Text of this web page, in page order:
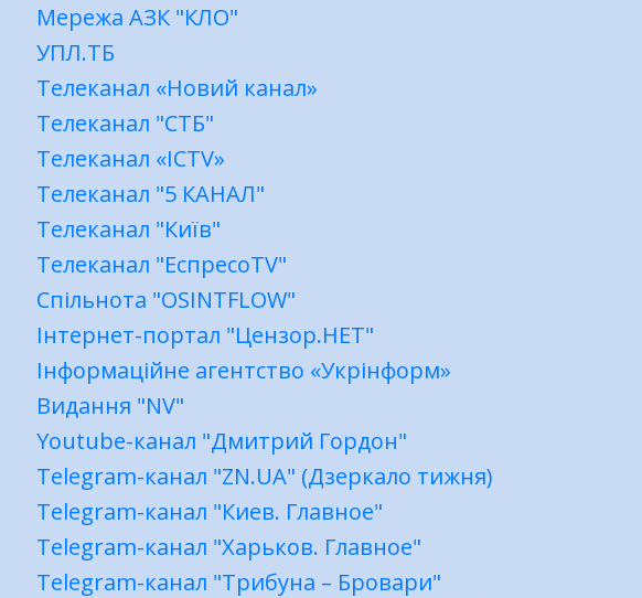
Мережа АЗК "КЛО"
УПЛ.ТБ
Телеканал «Новий канал»
Телеканал "СТБ"
Телеканал «ICTV»
Телеканал "5 КАНАЛ"
Телеканал "Київ"
Телеканал "ЕспресоTV"
Спільнота "OSINTFLOW"
Інтернет-портал "Цензор.НЕТ"
Інформаційне агентство «Укрінформ»
Видання "NV"
Youtube-канал "Дмитрий Гордон"
Telegram-канал "ZN.UA" (Дзеркало тижня)
Telegram-канал "Киев. Главное"
Telegram-канал "Харьков. Главное"
Telegram-канал "Трибуна – Бровари"